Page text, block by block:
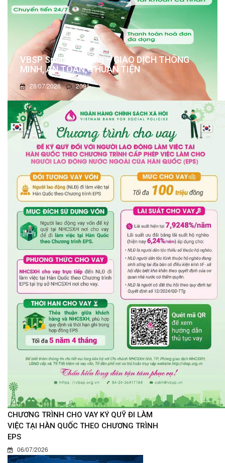
VBSP Smart Banking – GIAO DỊCH THÔNG
MINH, AN TOÀN, THUẬN TIỆN
28/07/2026 2091
CHƯƠNG TRÌNH CHO VAY KÝ QUỸ ĐI LÀM
VIỆC TẠI HÀN QUỐC THEO CHƯƠNG TRÌNH
EPS
06/07/2026